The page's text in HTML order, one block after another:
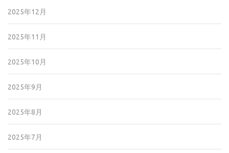
2025年12月
2025年11月
2025年10月
2025年9月
2025年8月
2025年7月